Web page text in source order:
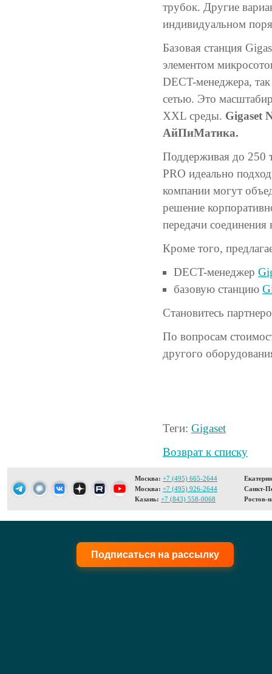
трубок. Другие
индивидуальном
Базовая станция
элементом
DECT-менеджера, так
сетью. Это
XXL среды. Gigaset
АйПиМатика.
Поддерживая до 250
PRO идеально
компании могут
решение
передачи
Кроме того,
DECT-менеджер
базовую станцию
Становитесь
По вопросам
другого
Теги: Gigaset
Возврат к списку
Москва: +7 (495) 665-2644
Москва: +7 (495) 926-2644
Казань: +7 (843) 558-0068
Санкт-
Ростов-
Подписаться на рассылку